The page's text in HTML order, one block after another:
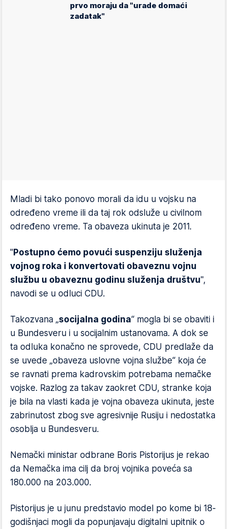
prvo moraju da "urade domaći
zadatak"
Mladi bi tako ponovo morali da idu u vojsku na
određeno vreme ili da taj rok odsluže u civilnom
određeno vreme. Ta obaveza ukinuta je 2011.
"Postupno ćemo povući suspenziju služenja
vojnog roka i konvertovati obaveznu vojnu
službu u obaveznu godinu služenja društvu",
navodi se u odluci CDU.
Takozvana „socijalna godina“ mogla bi se obaviti i
u Bundesveru i u socijalnim ustanovama. A dok se
ta odluka konačno ne sprovede, CDU predlaže da
se uvede „obaveza uslovne vojna službe“ koja će
se ravnati prema kadrovskim potrebama nemačke
vojske. Razlog za takav zaokret CDU, stranke koja
je bila na vlasti kada je vojna obaveza ukinuta, jeste
zabrinutost zbog sve agresivnije Rusiju i nedostatka
osoblja u Bundesveru.
Nemački ministar odbrane Boris Pistorijus je rekao
da Nemačka ima cilj da broj vojnika poveća sa
180.000 na 203.000.
Pistorijus je u junu predstavio model po kome bi 18-
godišnjaci mogli da popunjavaju digitalni upitnik o